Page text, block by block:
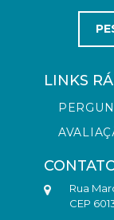
LINKS
Rua
CEP